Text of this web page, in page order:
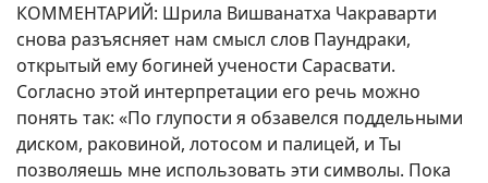
КОММЕНТАРИЙ: Шрила Вишванатха Чакраварти
снова разъясняет нам смысл слов Паундраки,
открытый ему богиней учености Сарасвати.
Согласно этой интерпретации его речь можно
понять так: «По глупости я обзавелся поддельными
диском, раковиной, лотосом и палицей, и Ты
позволяешь мне использовать эти символы. Пока